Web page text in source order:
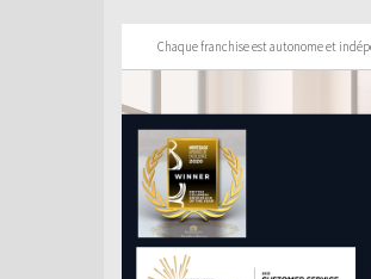
Chaque franchise est autonome et